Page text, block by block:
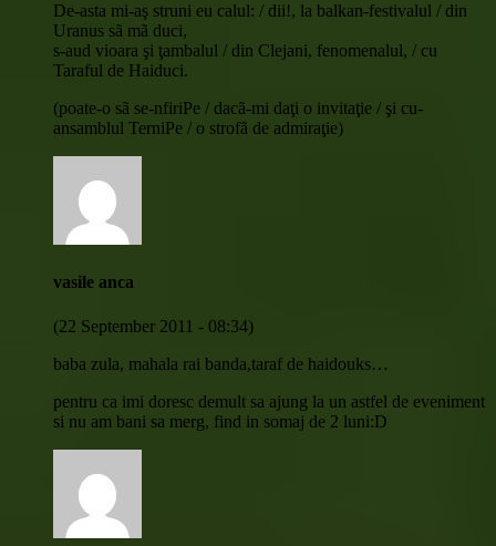
De-asta mi-aş struni eu calul: / dii!, la balkan-festivalul / din
Uranus sã mã duci,
s-aud vioara şi ţambalul / din Clejani, fenomenalul, / cu
Taraful de Haiduci.
(poate-o sã se-nfiriPe / dacã-mi daţi o invitaţie / şi cu-
ansamblul TerniPe / o strofã de admiraţie)
vasile anca
(22 September 2011 - 08:34)
baba zula, mahala rai banda,taraf de haidouks…
pentru ca imi doresc demult sa ajung la un astfel de eveniment
si nu am bani sa merg, find in somaj de 2 luni:D